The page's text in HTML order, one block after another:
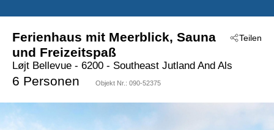
Teilen
Ferienhaus mit Meerblick, Sauna
und Freizeitspaß
Løjt Bellevue
- Löjt
- 6200 - Southeast Jutland And Als
6 Personen Objekt Nr.: 090-52375